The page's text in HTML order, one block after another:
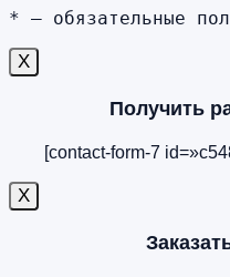
* — обязательные
X
Получить
[contact-form-7
X